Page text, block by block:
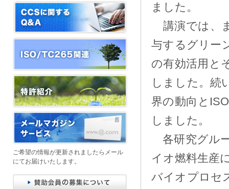
ました。
講演では、
与するグリー
の有効活用と
しました。続
界の動向と
しました。
各研究グル
イオ燃料生産
バイオプロセ
ご希望の情報が更新されましたらメール
にてお届けいたします。